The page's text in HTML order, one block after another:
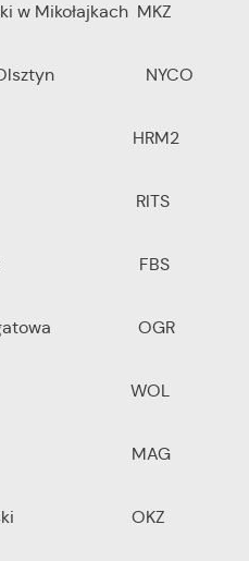
w Mikołajkach MKZ
Olsztyn NYCO
Youth HRM2
RITS
Sport FBS
Regatowa OGR
Wolin WOL
MAG
Żeglarski OKZ